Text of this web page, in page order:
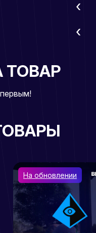
ТОВАР
На обновлении